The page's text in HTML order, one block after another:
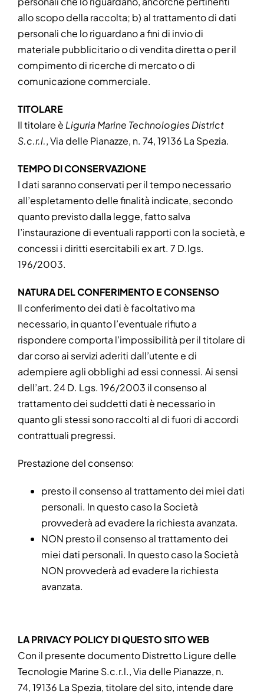
allo scopo della raccolta; b) al trattamento di dati
personali che lo riguardano a fini di invio di
materiale pubblicitario o di vendita diretta o per il
compimento di ricerche di mercato o di
comunicazione commerciale.
TITOLARE
Il titolare è Liguria Marine Technologies District
S.c.r.l., Via delle Pianazze, n. 74, 19136 La Spezia.
TEMPO DI CONSERVAZIONE
I dati saranno conservati per il tempo necessario
all’espletamento delle finalità indicate, secondo
quanto previsto dalla legge, fatto salva
l’instaurazione di eventuali rapporti con la società, e
concessi i diritti esercitabili ex art. 7 D.lgs.
196/2003.
NATURA DEL CONFERIMENTO E CONSENSO
Il conferimento dei dati è facoltativo ma
necessario, in quanto l’eventuale rifiuto a
rispondere comporta l’impossibilità per il titolare di
dar corso ai servizi aderiti dall’utente e di
adempiere agli obblighi ad essi connessi. Ai sensi
dell’art. 24 D. Lgs. 196/2003 il consenso al
trattamento dei suddetti dati è necessario in
quanto gli stessi sono raccolti al di fuori di accordi
contrattuali pregressi.
Prestazione del consenso:
presto il consenso al trattamento dei miei dati
personali. In questo caso la Società
provvederà ad evadere la richiesta avanzata.
NON presto il consenso al trattamento dei
miei dati personali. In questo caso la Società
NON provvederà ad evadere la richiesta
avanzata.
LA PRIVACY POLICY DI QUESTO SITO WEB
Con il presente documento Distretto Ligure delle
Tecnologie Marine S.c.r.l., Via delle Pianazze, n.
74, 19136 La Spezia, titolare del sito, intende dare